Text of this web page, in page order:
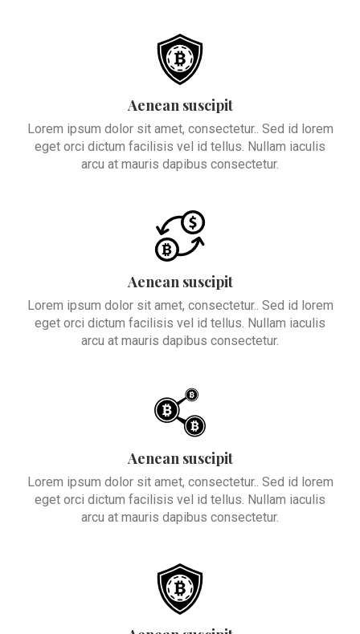
Aenean suscipit
Lorem ipsum dolor sit amet, consectetur.. Sed id lorem
eget orci dictum facilisis vel id tellus. Nullam iaculis
arcu at mauris dapibus consectetur.
Aenean suscipit
Lorem ipsum dolor sit amet, consectetur.. Sed id lorem
eget orci dictum facilisis vel id tellus. Nullam iaculis
arcu at mauris dapibus consectetur.
Aenean suscipit
Lorem ipsum dolor sit amet, consectetur.. Sed id lorem
eget orci dictum facilisis vel id tellus. Nullam iaculis
arcu at mauris dapibus consectetur.